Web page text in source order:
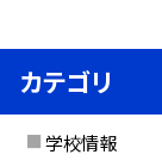
カテゴリ
学校情報